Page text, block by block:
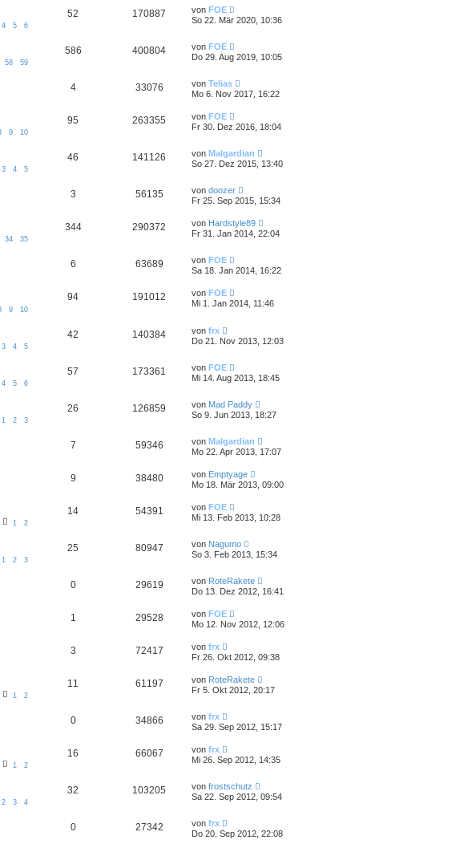
4 5 6
52 170887 von FOE
So 22. Mär 2020, 10:36
58 59
586 400804 von FOE
Do 29. Aug 2019, 10:05
4 33076 von Telias
Mo 6. Nov 2017, 16:22
9 10
95 263355 von FOE
Fr 30. Dez 2016, 18:04
3 4 5
46 141126 von Malgardian
So 27. Dez 2015, 13:40
3 56135 von doozer
Fr 25. Sep 2015, 15:34
34 35
344 290372 von Hardstyle89
Fr 31. Jan 2014, 22:04
6 63689 von FOE
Sa 18. Jan 2014, 16:22
9 10
94 191012 von FOE
Mi 1. Jan 2014, 11:46
3 4 5
42 140384 von frx
Do 21. Nov 2013, 12:03
4 5 6
57 173361 von FOE
Mi 14. Aug 2013, 18:45
1 2 3
26 126859 von Mad Paddy
So 9. Jun 2013, 18:27
7 59346 von Malgardian
Mo 22. Apr 2013, 17:07
9 38480 von Emptyage
Mo 18. Mär 2013, 09:00
1 2
14 54391 von FOE
Mi 13. Feb 2013, 10:28
1 2 3
25 80947 von Nagumo
So 3. Feb 2013, 15:34
0 29619 von RoteRakete
Do 13. Dez 2012, 16:41
1 29528 von FOE
Mo 12. Nov 2012, 12:06
3 72417 von frx
Fr 26. Okt 2012, 09:38
1 2
11 61197 von RoteRakete
Fr 5. Okt 2012, 20:17
0 34866 von frx
Sa 29. Sep 2012, 15:17
1 2
16 66067 von frx
Mi 26. Sep 2012, 14:35
2 3 4
32 103205 von frostschutz
Sa 22. Sep 2012, 09:54
0 27342 von frx
Do 20. Sep 2012, 22:08